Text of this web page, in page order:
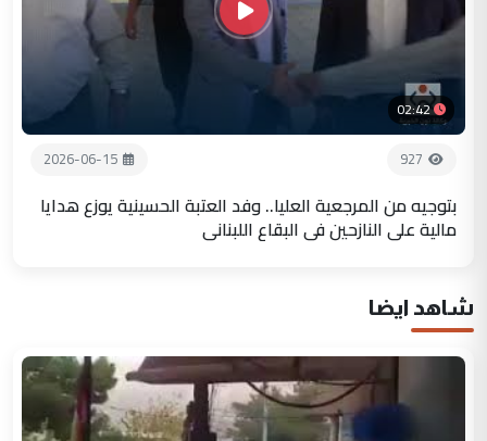
02:42
927
2026-06-15
بتوجيه من المرجعية العليا.. وفد العتبة الحسينية يوزع هدايا
مالية على النازحين في البقاع اللبناني
شاهد ايضا